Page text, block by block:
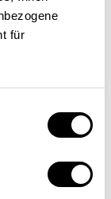
für
von
zur
Art und